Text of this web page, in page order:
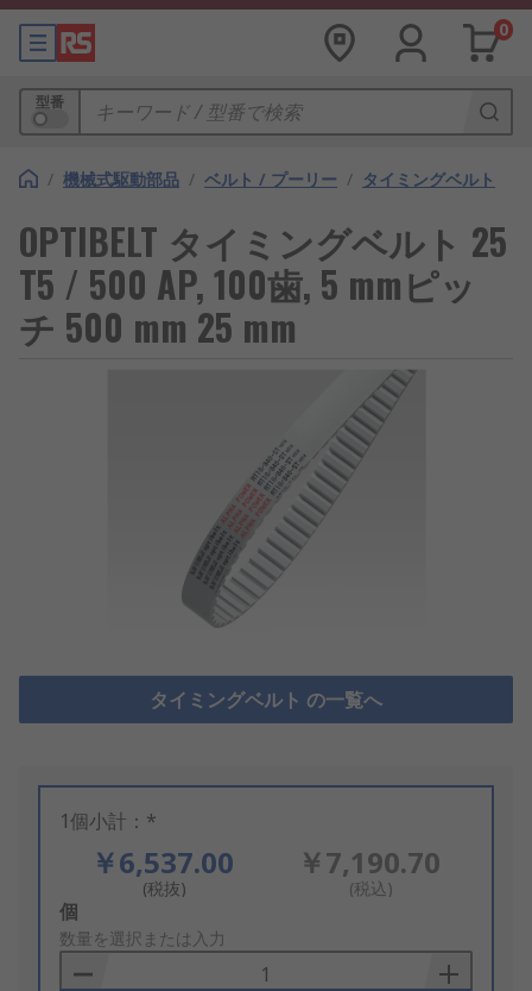
0
型番
/ 機械式駆動部品 / ベルト / プーリー / タイミングベルト
OPTIBELT タイミングベルト 25
T5 / 500 AP, 100歯, 5 mmピッ
チ 500 mm 25 mm
タイミングベルト の一覧へ
1個小計：*
￥6,537.00
(税抜)
￥7,190.70
(税込)
Add
to
Basket
個
数量を選択または入力